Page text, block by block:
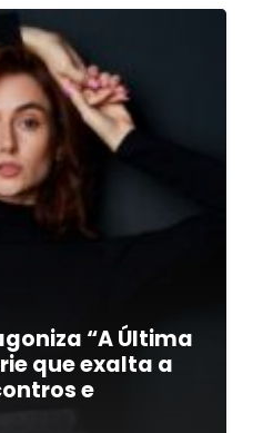
“A Última
que exalta a
e